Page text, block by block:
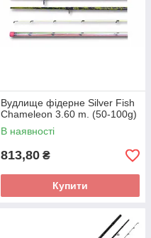
Вудлище фідерне Silver Fish
Chameleon 3.60 m. (50-100g)
В наявності
813,80 ₴
Купити